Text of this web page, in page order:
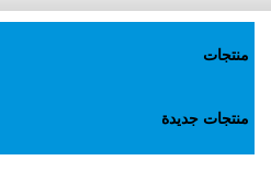
منتجات
منتجات جديدة